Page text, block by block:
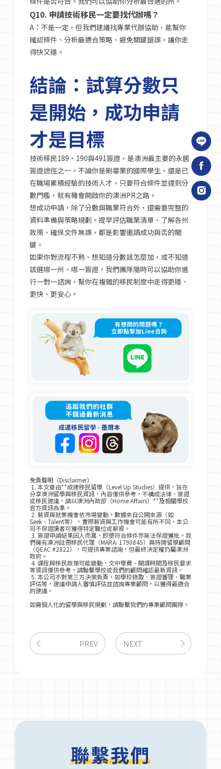
Q10. 申請技術移民一定要找代辦嗎？
A：不是一定，但我們建議找專業代辦協助，能幫你
確認條件、分析最適合策略、避免關鍵錯誤，讓你走
得快又穩。
結論：試算分數只
是開始，成功申請
才是目標
技術移民189、190與491簽證，是澳洲最主要的永居
簽證途徑之一。不論你是剛畢業的國際學生，還是已
在職場累積經驗的技術人才，只要符合條件並達到分
數門檻，就有機會開啟你的澳洲PR之路。
想成功申請，除了分數與職業符合外，還需要完整的
資料準備與策略規劃。提早評估職業清單、了解各州
政策、確保文件無誤，都是影響邀請成功與否的關
鍵。
如果你對流程不熟、想知道分數該怎麼加，或不知道
該選哪一州、哪一簽證，我們團隊隨時可以協助你進
行一對一諮詢，幫你在複雜的移民制度中走得更穩、
更快、更安心。
免責聲明（Disclaimer）
1. 本文章由**成達移民留學（Level Up Studies）提供，旨在
分享澳洲留學與移民資訊，內容僅供參考，不構成法律、簽證
或移民建議，請以澳洲內政部（Home Affairs）**及相關學校
官方資訊為準。
2. 薪資與就業機會依市場變動，數據來自公開來源（如
Seek、Talent等），實際薪資與工作機會可能有所不同，本公
司不保證讀者可獲得特定職位或薪資。
3. 簽證申請結果因人而異，即便符合條件亦無法保證獲批。我
們擁有澳洲註冊移民代理（MARA: 1790845）與持牌留學顧問
（QEAC #2822），可提供專業諮詢，但最終決定權仍屬澳洲
政府。
4. 課程與移民政策可能變動，文中學費、開課時間及移民要求
等資訊僅供參考，請聯繫學校或我們的顧問確認最新資訊。
5. 本公司不對第三方決策負責，如學校錄取、簽證審理、職業
評估等，建議申請人審慎評估並諮詢專業顧問，以獲得最適合
的建議。
如需個人化的留學與移民規劃，請聯繫我們的專業顧問團隊。
PREV NEXT
聯繫我們